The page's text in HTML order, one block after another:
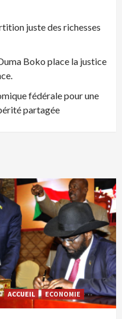
juste des richesses
Boko place la justice
fédérale pour une
partagée
ACCUEIL ECONOMIE